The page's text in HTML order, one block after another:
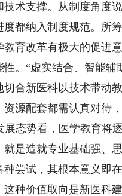
术支撑。从制度角度
都纳入制度规范。所
改革有极大的促进意
。“虚实结合、智能
合新医科以技术带动
源配套都需认真对待
态势看，医学教育将
是造就专业基础强、
尝试，其根本意义即
种价值取向是新医科